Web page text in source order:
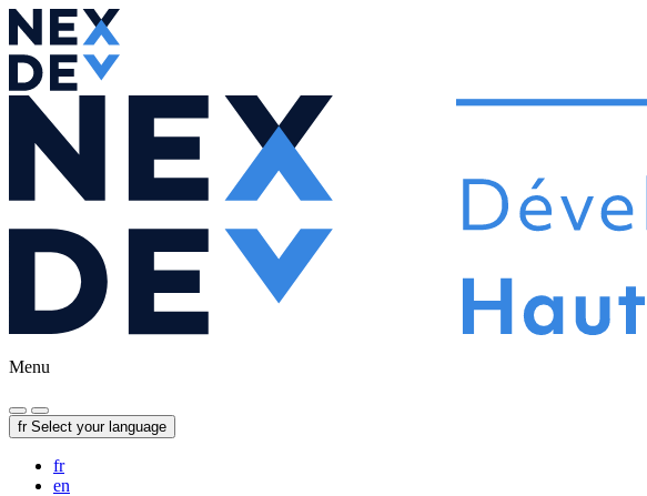
Menu
fr Select your language
fr
en